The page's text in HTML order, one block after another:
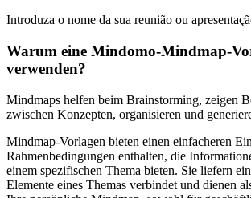
Introduza o nome da sua reunião ou
Warum eine Mindomo-Mindmap-
verwenden?
Mindmaps helfen beim Brainstorming, zeigen
zwischen Konzepten, organisieren und
Mindmap-Vorlagen bieten einen einfacheren
Rahmenbedingungen enthalten, die
einem spezifischen Thema bieten. Sie liefern
Elemente eines Themas verbindet und dienen